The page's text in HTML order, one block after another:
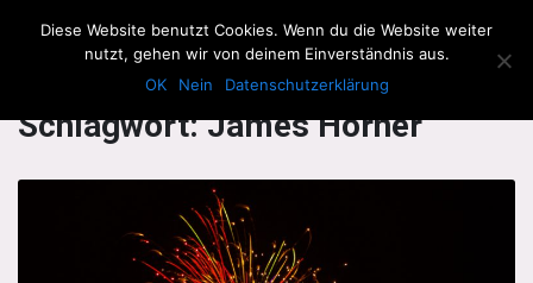
The Howling Men
Schlagwort:James Horner
Diese Website benutzt Cookies. Wenn du die Website weiter
nutzt, gehen wir von deinem Einverständnis aus.
OK
Nein Datenschutzerklärung